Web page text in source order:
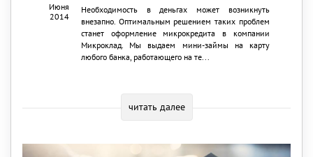
Июня
2014
Необходимость в деньгах может возникнуть
внезапно. Оптимальным решением таких проблем
станет оформление микрокредита в компании
Микроклад. Мы выдаем мини-займы на карту
любого банка, работающего на те...
читать далее